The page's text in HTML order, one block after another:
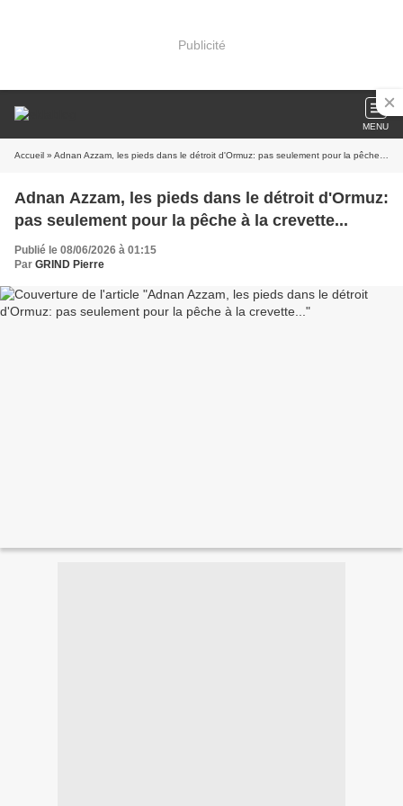
Publicité
MENU
Accueil » Adnan Azzam, les pieds dans le détroit d'Ormuz: pas seulement pour la pêche à la crevette...
Adnan Azzam, les pieds dans le détroit d'Ormuz:
pas seulement pour la pêche à la crevette...
Publié le 08/06/2026 à 01:15
Par GRIND Pierre